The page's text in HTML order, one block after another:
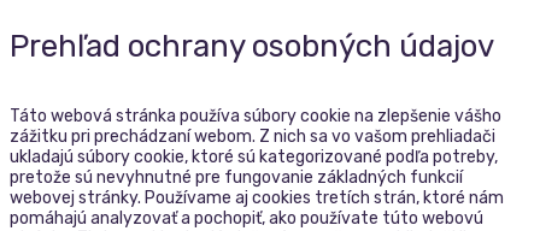
Prehľad ochrany osobných údajov
Táto webová stránka používa súbory cookie na zlepšenie vášho
zážitku pri prechádzaní webom. Z nich sa vo vašom prehliadači
ukladajú súbory cookie, ktoré sú kategorizované podľa potreby,
pretože sú nevyhnutné pre fungovanie základných funkcií
webovej stránky. Používame aj cookies tretích strán, ktoré nám
pomáhajú analyzovať a pochopiť, ako používate túto webovú